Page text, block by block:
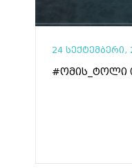
24 სექტემბერი,
#ომის_ტოლი